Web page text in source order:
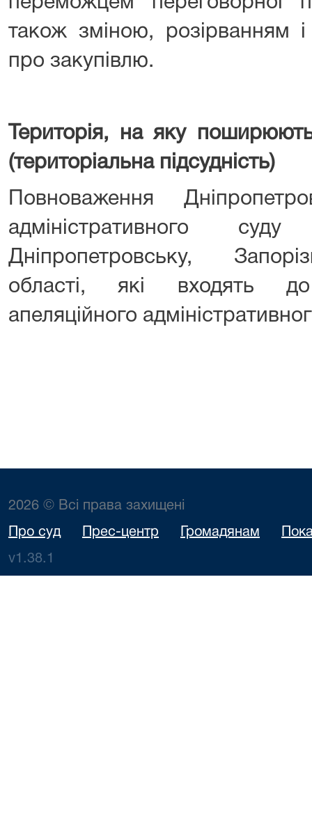
також зміною, розірванням
про закупівлю.
Територія, на яку
(територіальна підсудність)
Повноваження
адміністративного
Дніпропетровську,
області, які входять до
апеляційного
2026 © Всі права захищені
Про суд Прес-центр Громадянам
v1.38.1